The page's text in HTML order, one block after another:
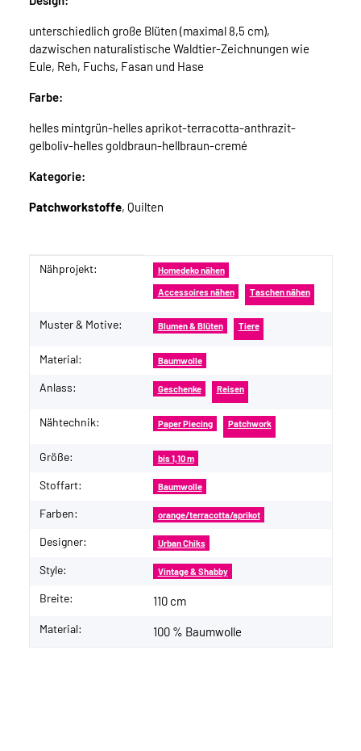
unterschiedlich große Blüten (maximal 8,5 cm),
dazwischen naturalistische Waldtier-Zeichnungen wie
Eule, Reh, Fuchs, Fasan und Hase
Farbe:
helles mintgrün-helles aprikot-terracotta-anthrazit-
gelboliv-helles goldbraun-hellbraun-cremé
Kategorie:
Patchworkstoffe, Quilten
Produkteigenschaft
Wert
Nähprojekt: Homedeko nähen
Accessoires nähen Taschen nähen
Muster & Motive: Blumen & Blüten Tiere
Material: Baumwolle
Anlass: Geschenke Reisen
Nähtechnik: Paper Piecing Patchwork
Größe: bis 1,10 m
Stoffart: Baumwolle
Farben: orange/terracotta/aprikot
Designer: Urban Chiks
Style: Vintage & Shabby
Breite: 110 cm
Material: 100 % Baumwolle